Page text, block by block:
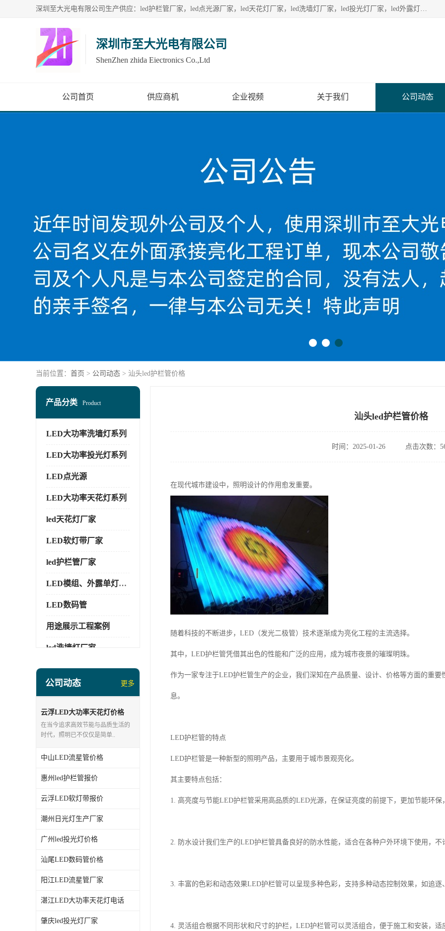
深圳至大光电有限公司生产供应：led护栏管厂家，led点光源厂家，led天花灯厂家，led洗墙灯厂家，led投光灯厂家，led外露灯串厂家， led模组厂家，led控制器厂家，led流星管厂家，led灯带厂家专业生产LED广告招牌照明灯具。
深圳市至大光电有限公司
ShenZhen zhida Eiectronics Co.,Ltd
公司首页 供应商机 企业视频 关于我们 公司动态
当前位置： 首页 > 公司动态 > 汕头led护栏管价格
产品分类 Product
LED大功率洗墙灯系列
LED大功率投光灯系列
LED点光源
LED大功率天花灯系列
led天花灯厂家
LED软灯带厂家
led护栏管厂家
LED模组、外露单灯系列
LED数码管
用途展示工程案例
led洗墙灯厂家
led投光灯厂家
LED流星管系列
led点光源厂家
公司动态 更多
云浮LED大功率天花灯价格
在当今追求高效节能与品质生活的
时代，照明已不仅仅是简单..
中山LED流星管价格
惠州led护栏管报价
云浮LED软灯带报价
潮州日光灯生产厂家
广州led投光灯价格
汕尾LED数码管价格
阳江LED流星管厂家
湛江LED大功率天花灯电话
肇庆led投光灯厂家
汕头led护栏管价格
时间：2025-01-26 点击次数：
在现代城市建设中，照明设计的作用愈发重要。
随着科技的不断进步，LED（发光二极管）技术逐渐成为亮化工程的主流选择。
其中，LED护栏管凭借其出色的性能和广泛的应用，成为城市夜景的璀璨明珠。
作为一家专注于LED护栏管生产的企业，我们深知在产品质量、设计、价格等方面的重
息。
LED护栏管的特点
LED护栏管是一种新型的照明产品，主要用于城市景观亮化。
其主要特点包括：
1. 高亮度与节能LED护栏管采用高品质的LED光源，在保证亮度的前提下，更加节能环
2. 防水设计我们生产的LED护栏管具备良好的防水性能，适合在各种户外环境下使用，
3. 丰富的色彩和动态效果LED护栏管可以呈现多种色彩，支持多种动态控制效果，如追
4. 灵活组合根据不同形状和尺寸的护栏，LED护栏管可以灵活组合，便于施工和安装，适